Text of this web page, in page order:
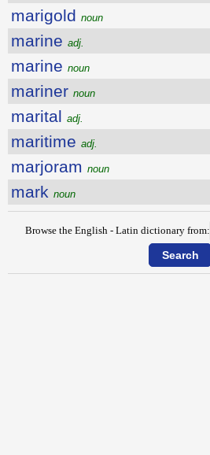
marigold noun
marine adj.
marine noun
mariner noun
marital adj.
maritime adj.
marjoram noun
mark noun
Browse the English - Latin dictionary from: